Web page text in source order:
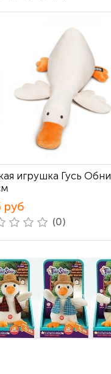
игрушка Гусь
руб
(0)